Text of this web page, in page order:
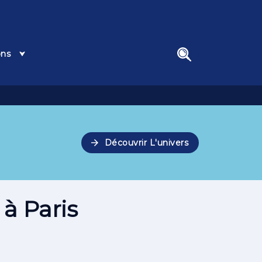
search
arrow_forward Découvrir L'univers
Paris